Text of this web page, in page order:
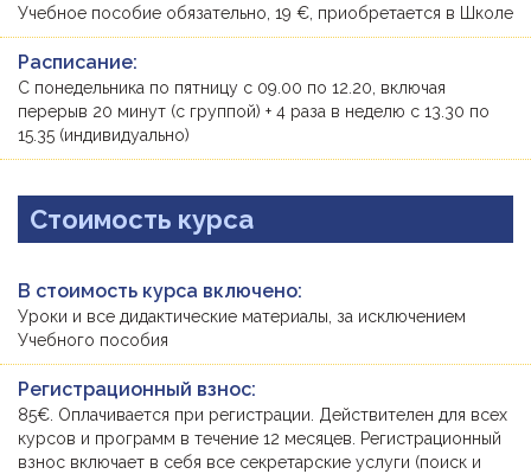
Учебное пособие обязательно, 19 €, приобретается в Школе
Расписание:
С понедельника по пятницу с 09.00 по 12.20, включая
перерыв 20 минут (с группой) + 4 раза в неделю с 13.30 по
15.35 (индивидуально)
Стоимость курса
В стоимость курса включено:
Уроки и все дидактические материалы, за исключением
Учебного пособия
Регистрационный взнос:
85€. Оплачивается при регистрации. Действителен для всех
курсов и программ в течение 12 месяцев. Регистрационный
взнос включает в себя все секретарские услуги (поиск и